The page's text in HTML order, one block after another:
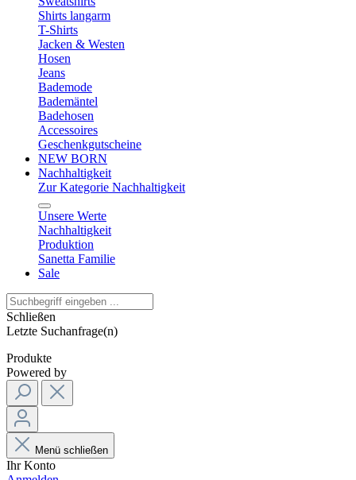
Shirts langarm
T-Shirts
Jacken & Westen
Hosen
Jeans
Bademode
Bademäntel
Badehosen
Accessoires
Geschenkgutscheine
NEW BORN
Nachhaltigkeit
Zur Kategorie Nachhaltigkeit
Unsere Werte
Nachhaltigkeit
Produktion
Sanetta Familie
Sale
Schließen
Letzte Suchanfrage(n)
Produkte
Powered by
Menü schließen
Ihr Konto